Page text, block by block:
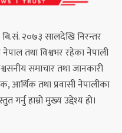
बि.सं. २०७३ सालदेखि निरन्तर
नेपाल तथा विश्वभर रहेका नेपाली
समाचार तथा जानकारी
आर्थिक तथा प्रवासी नेपालीका
गर्नु हाम्रो मुख्य उद्देश्य हो।